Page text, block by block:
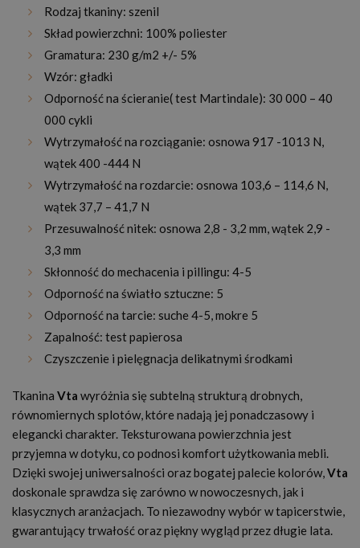
Rodzaj tkaniny: szenil
Skład powierzchni: 100% poliester
Gramatura: 230 g/m2 +/- 5%
Wzór: gładki
Odporność na ścieranie( test Martindale): 30 000 – 40
000 cykli
Wytrzymałość na rozciąganie: osnowa 917 -1013 N,
wątek 400 -444 N
Wytrzymałość na rozdarcie: osnowa 103,6 – 114,6 N,
wątek 37,7 – 41,7 N
Przesuwalność nitek: osnowa 2,8 - 3,2 mm, wątek 2,9 -
3,3 mm
Skłonność do mechacenia i pillingu: 4-5
Odporność na światło sztuczne: 5
Odporność na tarcie: suche 4-5, mokre 5
Zapalność: test papierosa
Czyszczenie i pielęgnacja delikatnymi środkami
Tkanina Vta wyróżnia się subtelną strukturą drobnych,
równomiernych splotów, które nadają jej ponadczasowy i
elegancki charakter. Teksturowana powierzchnia jest
przyjemna w dotyku, co podnosi komfort użytkowania mebli.
Dzięki swojej uniwersalności oraz bogatej palecie kolorów,Vta
doskonale sprawdza się zarówno w nowoczesnych, jak i
klasycznych aranżacjach. To niezawodny wybór w tapicerstwie,
gwarantujący trwałość oraz piękny wygląd przez długie lata.